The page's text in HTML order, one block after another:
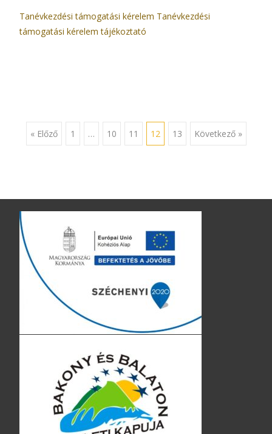
Tanévkezdési támogatási kérelem Tanévkezdési
támogatási kérelem tájékoztató
« Előző 1 … 10 11 12 13 Következő »